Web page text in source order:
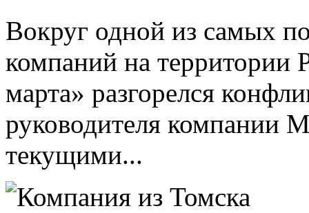
Вокруг одной из самых
компаний на территории
марта» разгорелся
руководителя компании
текущими...